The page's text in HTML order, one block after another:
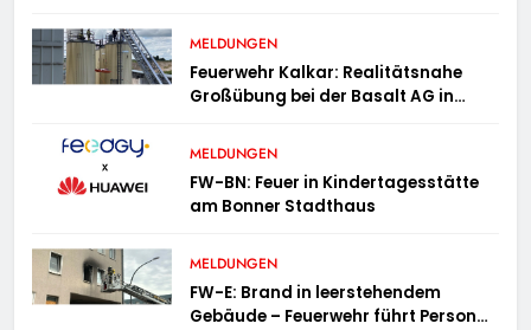
müssen untergebracht werden
MELDUNGEN
Feuerwehr Kalkar: Realitätsnahe
Großübung bei der Basalt AG in
Einsatzkräfte
MELDUNGEN
FW-BN: Feuer in Kindertagesstätte
am Bonner Stadthaus
MELDUNGEN
FW-E: Brand in leerstehendem
Gebäude – Feuerwehr führt Person